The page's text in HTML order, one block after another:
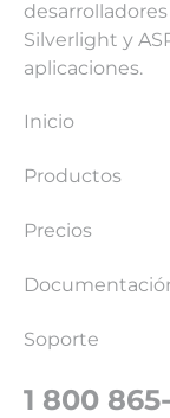
Silverlight y
aplicaciones.
Inicio
Productos
Precios
Soporte
1 800